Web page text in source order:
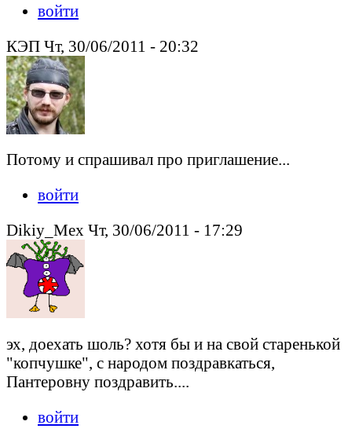
войти
КЭП Чт, 30/06/2011 - 20:32
Потому и спрашивал про приглашение...
войти
Dikiy_Mex Чт, 30/06/2011 - 17:29
эх, доехать шоль? хотя бы и на свой старенькой
"копчушке", с народом поздравкаться,
Пантеровну поздравить....
войти